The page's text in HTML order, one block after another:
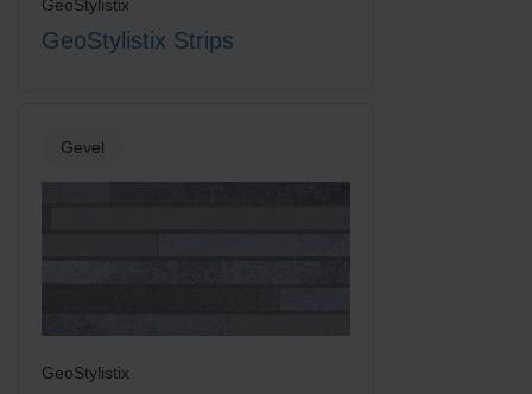
GeoStylistix
GeoStylistix Strips
Gevel
GeoStylistix